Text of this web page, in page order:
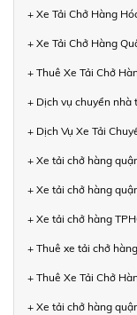
+ Xe Tải Chở Hàng
+ Xe Tải Chở Hàng
+ Thuê Xe Tải Chở
+ Dịch vụ chuyển nhà
+ Dịch Vụ Xe Tải
+ Xe tải chở hàng
+ Xe tải chở hàng
+ Xe tải chở hàng
+ Thuê xe tải chở
+ Thuê Xe Tải Chở
+ Xe tải chở hàng